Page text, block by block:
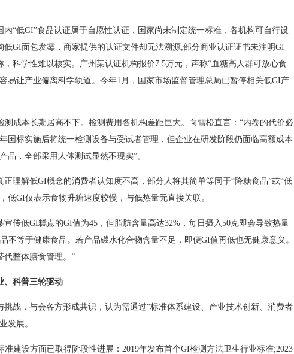
内“低GI”食品认证属于自愿性认证，国家尚未制定统一标准，各机构可自行设
低GI面包发霉，商家提供的认证文件却无法溯源;部分商业认证证书未注明GI
科学性难以核实。广州某认证机构报价7.5万元，声称“血糖高人群可放心食
易让产业偏离科学轨道。今年1月，国家市场监督管理总局已暂停相关低GI产
测成本长期居高不下。检测费用各机构差距巨大。向雪松直言：“内卷的代价必
国标实施后将统一检测设备与受试者管理，但企业在研发阶段仍面临高额成本
品，全部采用人体测试显然不现实”。
正理解低GI概念的消费者认知度不高，部分人将其简单等同于“降糖食品”或“低
低GI仅表示食物升糖速度较慢，与低热量无直接关联。
宣传低GI糕点的GI值为45，但脂肪含量高达32%，每日摄入50克即会导致热量
不等于健康食品。若产品碳水化合物含量不足，即便GI值再低也无健康意义。
代整体膳食管理。”
、科普三轮驱动
挑战，与会各方形成共识，认为需通过“标准体系建设、产业技术创新、消费者
发展。
准建设方面已取得阶段性进展：2019年发布首个GI检测方法卫生行业标准;2023